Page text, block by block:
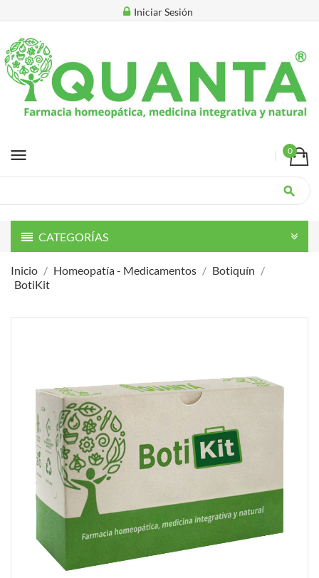
Iniciar Sesión
menu 0
search
CATEGORÍAS
Inicio Homeopatía - Medicamentos
Botiquín
BotiKit